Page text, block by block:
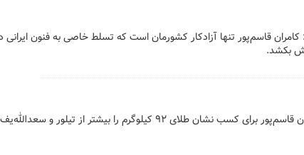
قاسم‌پور تنها آزادکار کشورمان است که تسلط خاصی به فنون ایرانی
بکشد.
نایب‌قهرمان پیشین المپیک شانس کامران قاسم‌پور برای کسب نشان طلای ۹۲ کیلوگرم را بیشتر از